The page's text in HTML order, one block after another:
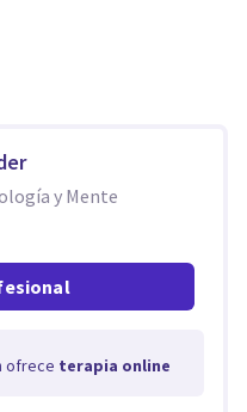
y Mente
ofrece terapia online